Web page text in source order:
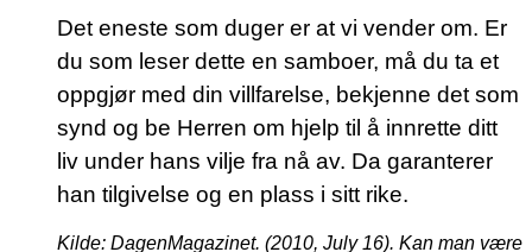
Det eneste som duger er at vi vender om. Er
du som leser dette en samboer, må du ta et
oppgjør med din villfarelse, bekjenne det som
synd og be Herren om hjelp til å innrette ditt
liv under hans vilje fra nå av. Da garanterer
han tilgivelse og en plass i sitt rike.
Kilde: DagenMagazinet. (2010, July 16). Kan man være